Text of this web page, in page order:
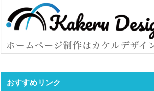
おすすめリンク